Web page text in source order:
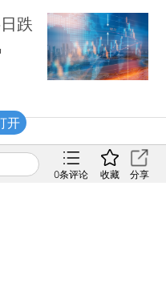
跌
0条评论 收藏 分享
开